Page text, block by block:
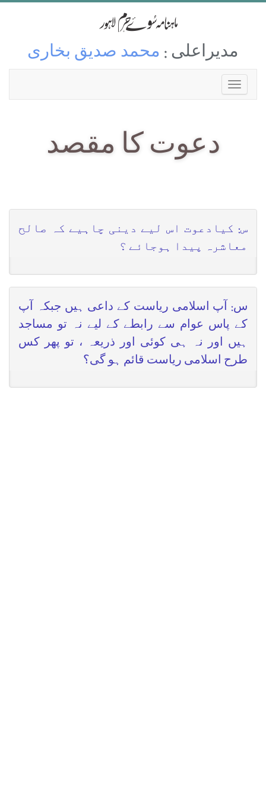
مدیراعلی : محمد صدیق بخاری
دعوت کا مقصد
س: کیادعوت اس لیے دینی چاہیے کہ صالح
معاشرہ پیدا ہوجائے ؟
س: آپ اسلامی ریاست کے داعی ہیں جبکہ آپ
کے پاس عوام سے رابطے کے لیے نہ تو مساجد
ہیں اور نہ ہی کوئی اور ذریعہ ، تو پھر کس
طرح اسلامی ریاست قائم ہو گی؟